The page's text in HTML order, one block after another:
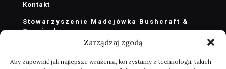
Zarządzaj zgodą
Aby zapewnić jak najlepsze wrażenia, korzystamy z technologii, takich
Kontakt
Stowarzyszenie Madejówka Bushcraft &
Survival
stowarzyszenie@madejowka.com
zarzad@madejowka.com